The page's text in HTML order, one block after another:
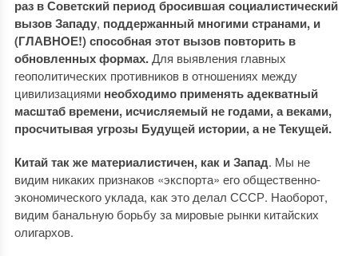
раз в Советский период бросившая социалистический
вызов Западу, поддержанный многими странами, и
(ГЛАВНОЕ!) способная этот вызов повторить в
обновленных формах.Для выявления главных
геополитических противников в отношениях между
цивилизациями необходимо применять адекватный
масштаб времени, исчисляемый не годами, а веками,
просчитывая угрозы Будущей истории, а не Текущей.
Китай так же материалистичен, как и Запад. Мы не
видим никаких признаков «экспорта» его общественно-
экономического уклада, как это делал СССР. Наоборот,
видим банальную борьбу за мировые рынки китайских
олигархов.